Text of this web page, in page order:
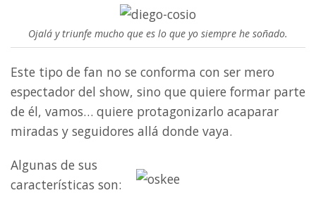
Ojalá y triunfe mucho que es lo que yo siempre he soñado.
Este tipo de fan no se conforma con ser mero
espectador del show, sino que quiere formar parte
de él, vamos… quiere protagonizarlo acaparar
miradas y seguidores allá donde vaya.
Algunas de sus
características son: